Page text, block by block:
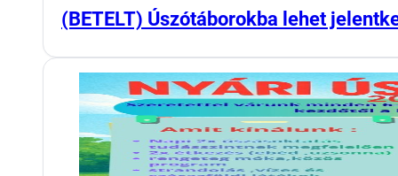
(BETELT) Úszótáborokba lehet